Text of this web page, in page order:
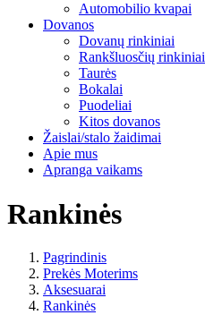
Automobilio kvapai
Dovanos
Dovanų rinkiniai
Rankšluosčių rinkiniai
Taurės
Bokalai
Puodeliai
Kitos dovanos
Žaislai/stalo žaidimai
Apie mus
Apranga vaikams
Rankinės
Pagrindinis
Prekės Moterims
Aksesuarai
Rankinės